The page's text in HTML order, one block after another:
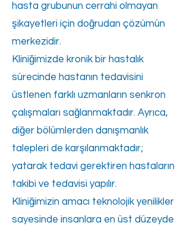
hasta grubunun cerrahi olmayan
şikayetleri için doğrudan çözümün
merkezidir.
Kliniğimizde kronik bir hastalık
sürecinde hastanın tedavisini
üstlenen farklı uzmanların senkron
çalışmaları sağlanmaktadır. Ayrıca,
diğer bölümlerden danışmanlık
talepleri de karşılanmaktadır;
yatarak tedavi gerektiren hastaların
takibi ve tedavisi yapılır.
Kliniğimizin amacı teknolojik yenilikler
sayesinde insanlara en üst düzeyde